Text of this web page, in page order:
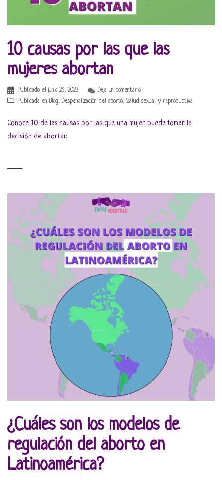
10 causas por las que las
mujeres abortan
Publicado eljunio 26, 2023
Deja un comentario
Publicada en Blog, Despenalización del aborto, Salud sexual y reproductiva
Conoce 10 de las causas por las que una mujer puede tomar la
decisión de abortar.
¿Cuáles son los modelos de
regulación del aborto en
Latinoamérica?